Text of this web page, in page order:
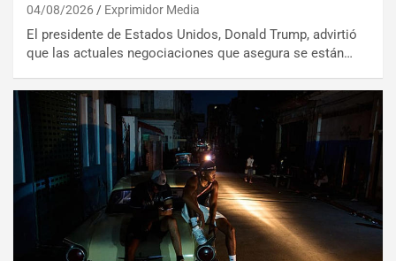
04/08/2026 Exprimidor Media
El presidente de Estados Unidos, Donald Trump, advirtió
que las actuales negociaciones que asegura se están…